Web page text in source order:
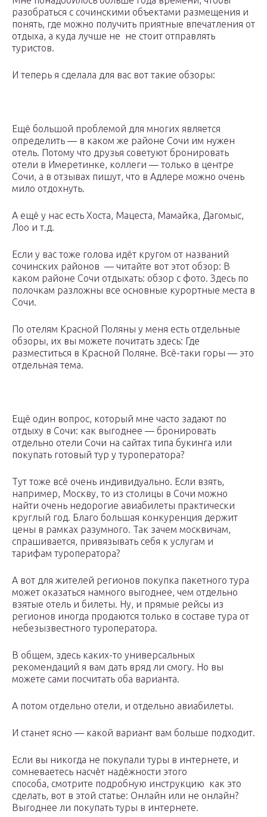
разобраться с сочинскими объектами размещения и
понять, где можно получить приятные впечатления от
отдыха, а куда лучше не не стоит отправлять
туристов.
И теперь я сделала для вас вот такие обзоры:
Ещё большой проблемой для многих является
определить — в каком же районе Сочи им нужен
отель. Потому что друзья советуют бронировать
отели в Имеретинке, коллеги — только в центре
Сочи, а в отзывах пишут, что в Адлере можно очень
мило отдохнуть.
А ещё у нас есть Хоста, Мацеста, Мамайка, Дагомыс,
Лоо и т.д.
Если у вас тоже голова идёт кругом от названий
сочинских районов — читайте вот этот обзор: В
каком районе Сочи отдыхать: обзор с фото. Здесь по
полочкам разложны все основные курортные места в
Сочи.
По отелям Красной Поляны у меня есть отдельные
обзоры, их вы можете почитать здесь: Где
разместиться в Красной Поляне. Всё-таки горы — это
отдельная тема.
Ещё один вопрос, который мне часто задают по
отдыху в Сочи: как выгоднее — бронировать
отдельно отели Сочи на сайтах типа букинга или
покупать готовый тур у туроператора?
Тут тоже всё очень индивидуально. Если взять,
например, Москву, то из столицы в Сочи можно
найти очень недорогие авиабилеты практически
круглый год. Благо большая конкуренция держит
цены в рамках разумного. Так зачем москвичам,
спрашивается, привязывать себя к услугам и
тарифам туроператора?
А вот для жителей регионов покупка пакетного тура
может оказаться намного выгоднее, чем отдельно
взятые отель и билеты. Ну, и прямые рейсы из
регионов иногда продаются только в составе тура от
небезызвестного туроператора.
В общем, здесь каких-то универсальных
рекомендаций я вам дать вряд ли смогу. Но вы
можете сами посчитать оба варианта.
А потом отдельно отели, и отдельно авиабилеты.
И станет ясно — какой вариант вам больше подходит.
Если вы никогда не покупали туры в интернете, и
сомневаетесь насчёт надёжности этого
способа, смотрите подробную инструкцию как это
сделать, вот в этой статье: Онлайн или не онлайн?
Выгоднее ли покупать туры в интернете.